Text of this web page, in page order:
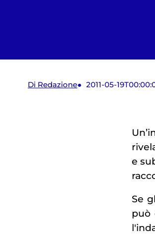
Di Redazione 2011-05-
e
Se
può